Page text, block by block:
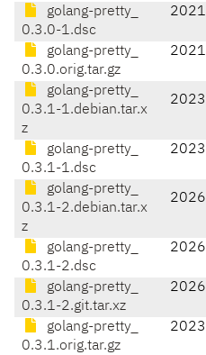
golang-pretty_
0.3.0-1.dsc
golang-pretty_
0.3.0.orig.tar.gz
golang-pretty_
0.3.1-1.debian.tar.x
z
golang-pretty_
0.3.1-1.dsc
golang-pretty_
0.3.1-2.debian.tar.x
z
golang-pretty_
0.3.1-2.dsc
golang-pretty_
0.3.1-2.git.tar.xz
golang-pretty_
0.3.1.orig.tar.gz